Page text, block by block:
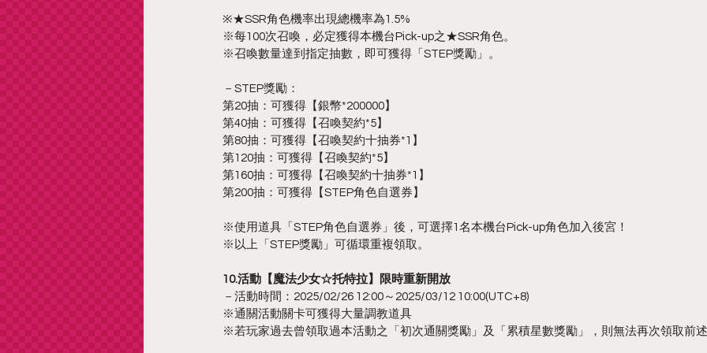
※★SSR角色機率出現總機率為1.5%
※每100次召喚，必定獲得本機台Pick-up之★SSR角色。
※召喚數量達到指定抽數，即可獲得「STEP獎勵」。
－STEP獎勵：
第20抽：可獲得【銀幣*200000】
第40抽：可獲得【召喚契約*5】
第80抽：可獲得【召喚契約十抽券*1】
第120抽：可獲得【召喚契約*5】
第160抽：可獲得【召喚契約十抽券*1】
第200抽：可獲得【STEP角色自選券】
※使用道具「STEP角色自選券」後，可選擇1名本機台Pick-up角色加入後宮！
※以上「STEP獎勵」可循環重複領取。
10.活動【魔法少女☆托特拉】限時重新開放
－活動時間：2025/02/26 12:00～2025/03/12 10:00(UTC+8)
※通關活動關卡可獲得大量調教道具
※若玩家過去曾領取過本活動之「初次通關獎勵」及「累積星數獎勵」，則無法再次領取前